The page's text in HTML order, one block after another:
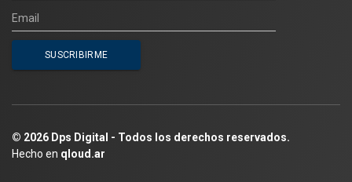
© 2026 Dps Digital - Todos los derechos reservados.
Hecho en qloud.ar